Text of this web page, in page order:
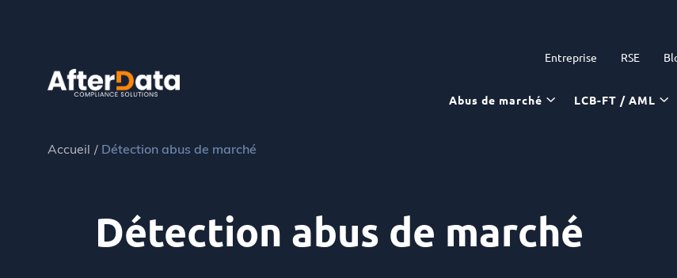
Entreprise RSE
Abus de marché LCB-FT / AML
Accueil Détection abus de marché
Détection abus de marché